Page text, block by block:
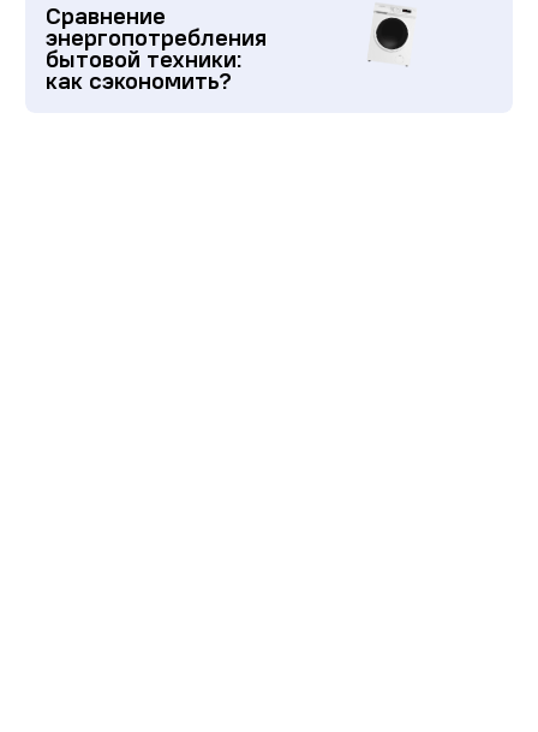
Сравнение
энергопотребления
бытовой техники:
как сэкономить?